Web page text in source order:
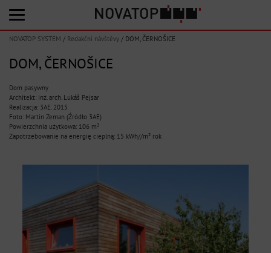
NOVATOP SYSTEM / Redakční návštěvy / DOM, ČERNOŠICE
DOM, ČERNOŠICE
Dom pasywny
Architekt: inż. arch. Lukáš Pejsar
Realizacja: 3AE. 2015
Foto: Martin Zeman (Źródło 3AE)
Powierzchnia użytkowa: 106 m²
Zapotrzebowanie na energię cieplną: 15 kWh//m² rok